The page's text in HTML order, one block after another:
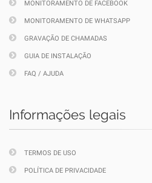
MONITORAMENTO DE FACEBOOK
MONITORAMENTO DE WHATSAPP
GRAVAÇÃO DE CHAMADAS
GUIA DE INSTALAÇÃO
FAQ / AJUDA
Informações legais
TERMOS DE USO
POLÍTICA DE PRIVACIDADE